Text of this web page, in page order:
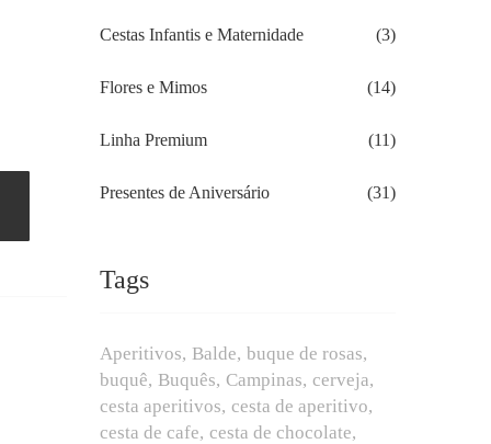
Cestas Infantis e Maternidade (3)
Flores e Mimos (14)
Linha Premium (11)
Presentes de Aniversário (31)
Tags
Aperitivos Balde buque de rosas
buquê Buquês Campinas cerveja
cesta aperitivos cesta de aperitivo
cesta de cafe cesta de chocolate